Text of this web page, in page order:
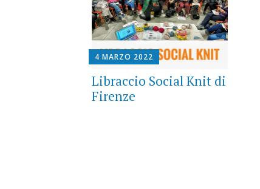
4 MARZO 2022
Libraccio Social Knit di
Firenze